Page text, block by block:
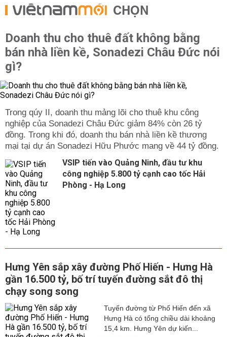
CHỌN
Doanh thu cho thuê đất không bằng
bán nhà liền kề, Sonadezi Châu Đức nói
gì?
Trong qúy II, doanh thu mảng lõi cho thuê khu công
nghiệp của Sonadezi Châu Đức giảm 84% còn 26 tỷ
đồng. Trong khi đó, doanh thu bán nhà liền kề thương
mại tại dự án Sonadezi Hữu Phước mang về 44 tỷ đồng.
VSIP tiến vào Quảng Ninh, đầu tư khu
công nghiệp 5.800 tỷ cạnh cao tốc Hải
Phòng - Hạ Long
Hưng Yên sắp xây đường Phố Hiến - Hưng Hà
gần 16.500 tỷ, bố trí tuyến đường sắt đô thị
chạy song song
Tuyến đường từ Phố Hiến đến xã
Hưng Hà có tổng chiều dài khoảng
15,4 km. Hưng Yên dự kiến...